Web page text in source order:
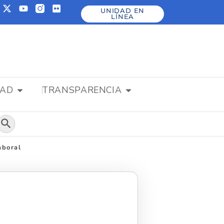
UNIDAD EN
LÍNEA
TRANSPARENCIA
de búsqueda